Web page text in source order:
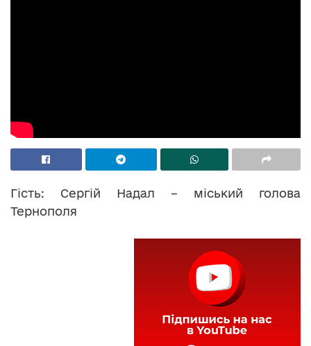
Гість: Сергій Надал – міський голова
Тернополя